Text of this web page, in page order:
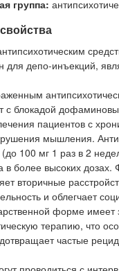
группа:
для депо-инъекций,
с блокадой
пациентов с
мышления.
100 мг 1 раз в 2
в более высоких
вторичные
и облегчает
форме имеет
терапию, что
частые